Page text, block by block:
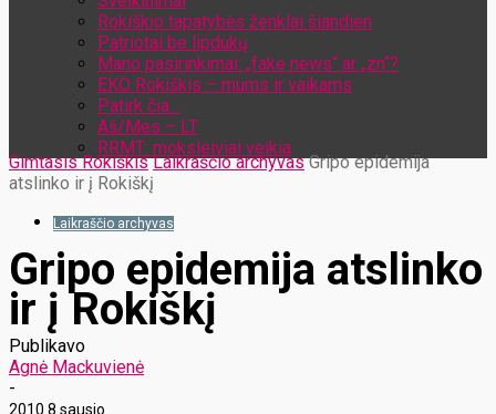
Rokiškio tapatybės ženklai šiandien
Patriotai be lipdukų
Mano pasirinkimai: „fake news“ ar „zn“?
EKO Rokiškis – mums ir vaikams
Patirk čia…
Aš/Mes – LT
RRMT: moksleiviai veikia
Gimtasis Rokiškis Laikraščio archyvas Gripo epidemija
atslinko ir į Rokiškį
Laikraščio archyvas
Gripo epidemija atslinko
ir į Rokiškį
Publikavo
Agnė Mackuvienė
-
2010 8 sausio